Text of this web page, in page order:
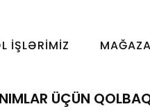
İŞLƏRIMIZ
ÜÇÜN